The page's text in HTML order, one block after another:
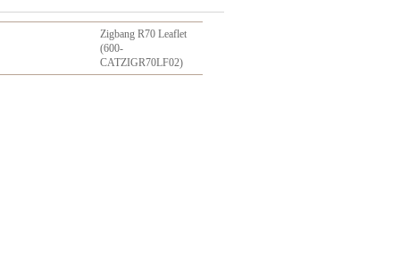
Zigbang R70 Leaflet
(600-
CATZIGR70LF02)